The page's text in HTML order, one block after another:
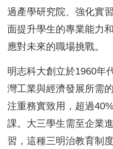
過產學研究院、強化實
面提升學生的專業能力
應對未來的職場挑戰。
明志科大創立於1960年
灣工業與經濟發展所需
注重務實致用，超過
課。大三學生需至企業
習，這種三明治教育制